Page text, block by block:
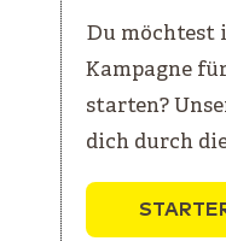
Du möchtest
Kampagne
starten?
dich durch